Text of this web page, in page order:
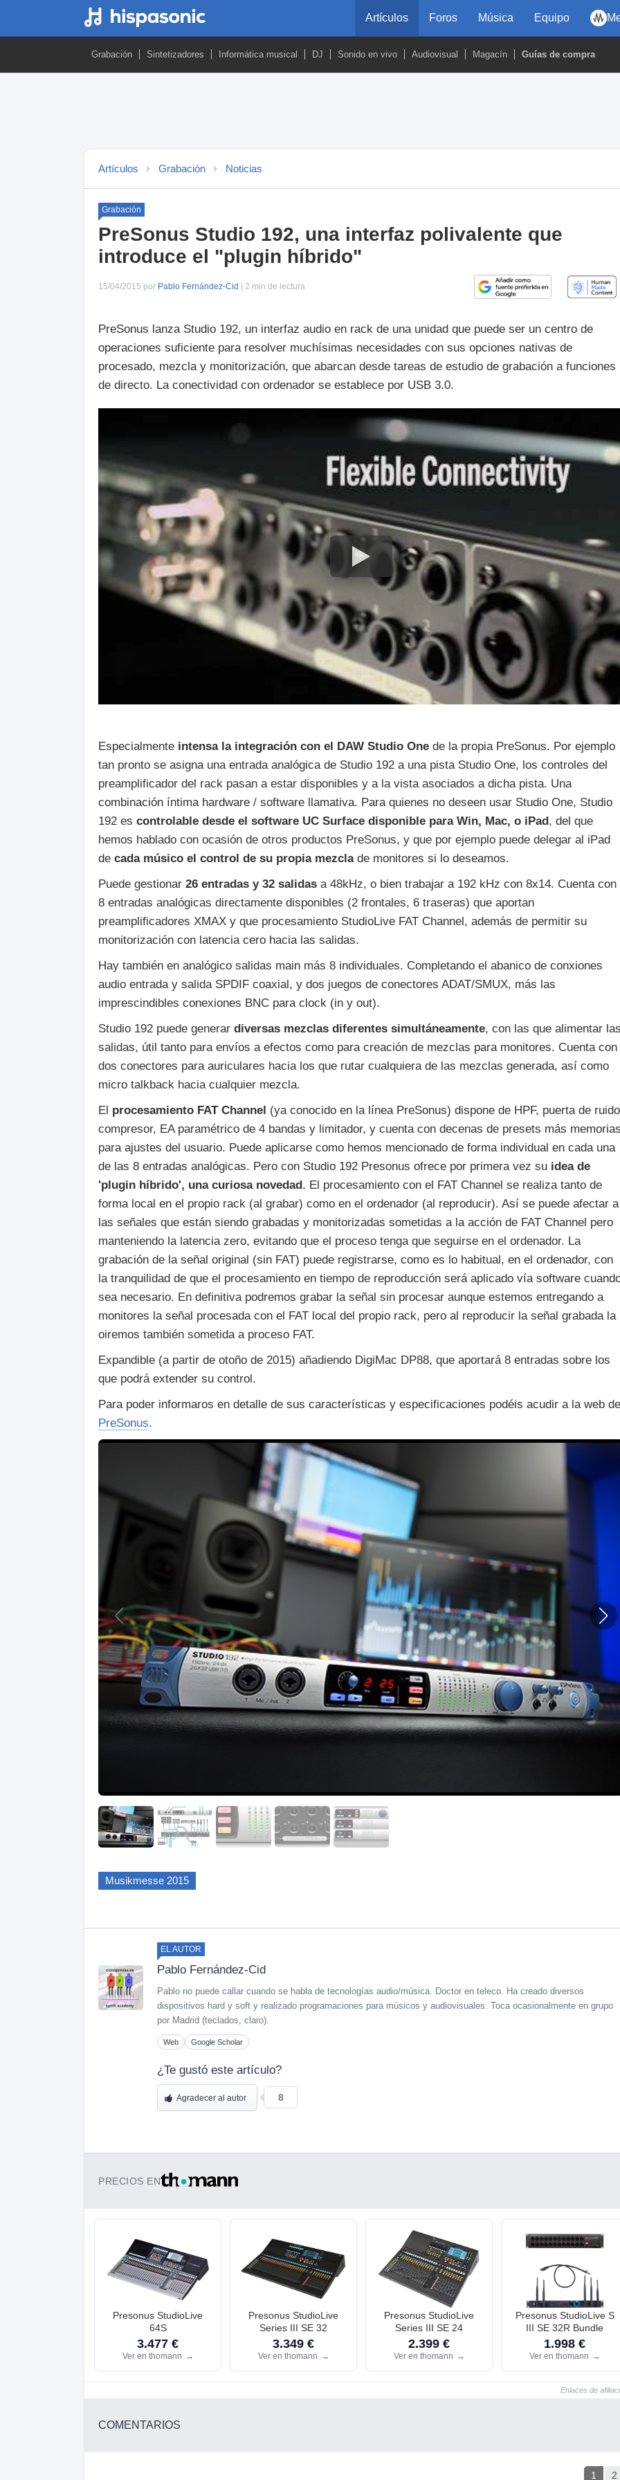
Artículos Foros Música Equipo
Grabación Sintetizadores Informática musical DJ Sonido en vivo Audiovisual Magacín Guías de compra
Artículos Grabación Noticias
Grabación
PreSonus Studio 192, una interfaz polivalente que
introduce el "plugin híbrido"
15/04/2015 por Pablo Fernández-Cid | 2 min de lectura
PreSonus lanza Studio 192, un interfaz audio en rack de una unidad que puede ser un centro de
operaciones suficiente para resolver muchísimas necesidades con sus opciones nativas de
procesado, mezcla y monitorización, que abarcan desde tareas de estudio de grabación a funciones
de directo. La conectividad con ordenador se establece por USB 3.0.
Especialmente intensa la integración con el DAW Studio One de la propia PreSonus. Por ejemplo
tan pronto se asigna una entrada analógica de Studio 192 a una pista Studio One, los controles del
preamplificador del rack pasan a estar disponibles y a la vista asociados a dicha pista. Una
combinación íntima hardware / software llamativa. Para quienes no deseen usar Studio One, Studio
192 es controlable desde el software UC Surface disponible para Win, Mac, o iPad, del que
hemos hablado con ocasión de otros productos PreSonus, y que por ejemplo puede delegar al iPad
de cada músico el control de su propia mezclade monitores si lo deseamos.
Puede gestionar 26 entradas y 32 salidas a 48kHz, o bien trabajar a 192 kHz con 8x14. Cuenta con
8 entradas analógicas directamente disponibles (2 frontales, 6 traseras) que aportan
preamplificadores XMAX y que procesamiento StudioLive FAT Channel, además de permitir su
monitorización con latencia cero hacia las salidas.
Hay también en analógico salidas main más 8 individuales. Completando el abanico de conxiones
audio entrada y salida SPDIF coaxial, y dos juegos de conectores ADAT/SMUX, más las
imprescindibles conexiones BNC para clock (in y out).
Studio 192 puede generar diversas mezclas diferentes simultáneamente, con las que alimentar
salidas, útil tanto para envíos a efectos como para creación de mezclas para monitores. Cuenta con
dos conectores para auriculares hacia los que rutar cualquiera de las mezclas generada, así como
micro talkback hacia cualquier mezcla.
El procesamiento FAT Channel (ya conocido en la línea PreSonus) dispone de HPF, puerta de
compresor, EA paramétrico de 4 bandas y limitador, y cuenta con decenas de presets más
para ajustes del usuario. Puede aplicarse como hemos mencionado de forma individual en cada una
de las 8 entradas analógicas. Pero con Studio 192 Presonus ofrece por primera vez su idea de
'plugin híbrido', una curiosa novedad. El procesamiento con el FAT Channel se realiza tanto de
forma local en el propio rack (al grabar) como en el ordenador (al reproducir). Así se puede afectar a
las señales que están siendo grabadas y monitorizadas sometidas a la acción de FAT Channel pero
manteniendo la latencia zero, evitando que el proceso tenga que seguirse en el ordenador. La
grabación de la señal original (sin FAT) puede registrarse, como es lo habitual, en el ordenador, con
la tranquilidad de que el procesamiento en tiempo de reproducción será aplicado vía software
sea necesario. En definitiva podremos grabar la señal sin procesar aunque estemos entregando a
monitores la señal procesada con el FAT local del propio rack, pero al reproducir la señal grabada la
oiremos también sometida a proceso FAT.
Expandible (a partir de otoño de 2015) añadiendo DigiMac DP88, que aportará 8 entradas sobre los
que podrá extender su control.
Para poder informaros en detalle de sus características y especificaciones podéis acudir a la web de
PreSonus.
Musikmesse 2015
EL AUTOR
Pablo Fernández-Cid
Pablo no puede callar cuando se habla de tecnologías audio/música. Doctor en teleco. Ha creado diversos
dispositivos hard y soft y realizado programaciones para músicos y audiovisuales. Toca ocasionalmente en grupo
por Madrid (teclados, claro).
Web Google Scholar
¿Te gustó este artículo?
Agradecer al autor 8
PRECIOS EN
Presonus StudioLive
64S
3.477 €
Ver en thomann →
Presonus StudioLive
Series III SE 32
3.349 €
Ver en thomann →
Presonus StudioLive
Series III SE 24
2.399 €
Ver en thomann →
Presonus StudioLive S
III SE 32R Bundle
1.998 €
Ver en thomann →
Enlaces de
COMENTARIOS
1 2